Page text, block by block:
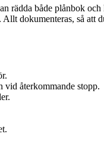
både plånbok
dokumenteras, så
vid återkommande stopp.